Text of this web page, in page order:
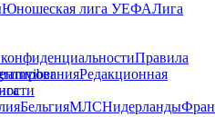
Юношеская лига УЕФАЛига
Правила
Редакционная
viber
БельгияМЛСНидерланды